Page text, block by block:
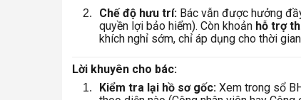
Chế độ hưu trí: Bác vẫn được hưởng
quyền lợi bảo hiểm). Còn khoản hỗ trợ
khích nghỉ sớm, chỉ áp dụng cho thời
Lời khuyên cho bác:
Kiểm tra lại hồ sơ gốc: Xem trong sổ